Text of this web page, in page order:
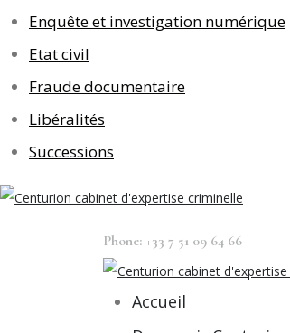
Enquête et investigation numérique
Etat civil
Fraude documentaire
Libéralités
Successions
Phone: +33 7 51 09 64 66
Accueil